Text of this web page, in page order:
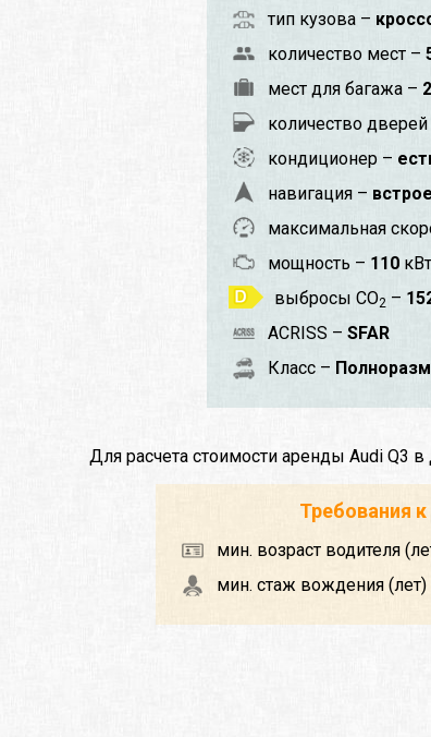
тип кузова –
количество мест –
мест для багажа – 2
количество дверей
кондиционер –
навигация –
максимальная
мощность – 110
выбросы CO2 –
ACRISS – SFAR
Класс –
Для расчета стоимости аренды Audi Q3
Требования
мин. возраст водителя
мин. стаж вождения (лет)